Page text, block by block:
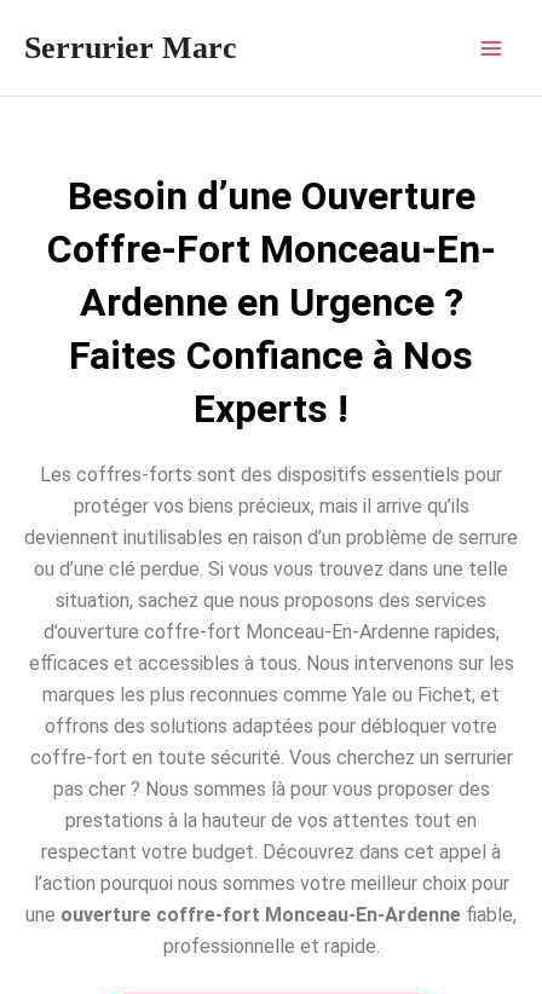
Serrurier Marc
Besoin d’une Ouverture
Coffre-Fort Monceau-En-
Ardenne en Urgence ?
Faites Confiance à Nos
Experts !
Les coffres-forts sont des dispositifs essentiels pour
protéger vos biens précieux, mais il arrive qu’ils
deviennent inutilisables en raison d’un problème de serrure
ou d’une clé perdue. Si vous vous trouvez dans une telle
situation, sachez que nous proposons des services
d’ouverture coffre-fort Monceau-En-Ardenne rapides,
efficaces et accessibles à tous. Nous intervenons sur les
marques les plus reconnues comme Yale ou Fichet, et
offrons des solutions adaptées pour débloquer votre
coffre-fort en toute sécurité. Vous cherchez un serrurier
pas cher ? Nous sommes là pour vous proposer des
prestations à la hauteur de vos attentes tout en
respectant votre budget. Découvrez dans cet appel à
l’action pourquoi nous sommes votre meilleur choix pour
une ouverture coffre-fort Monceau-En-Ardenne fiable,
professionnelle et rapide.